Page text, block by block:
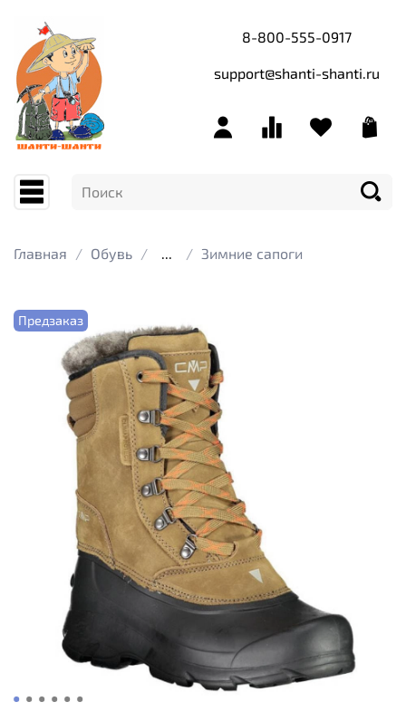
8-800-555-0917
support@shanti-shanti.ru
Главная Обувь Зимние сапоги
Предзаказ